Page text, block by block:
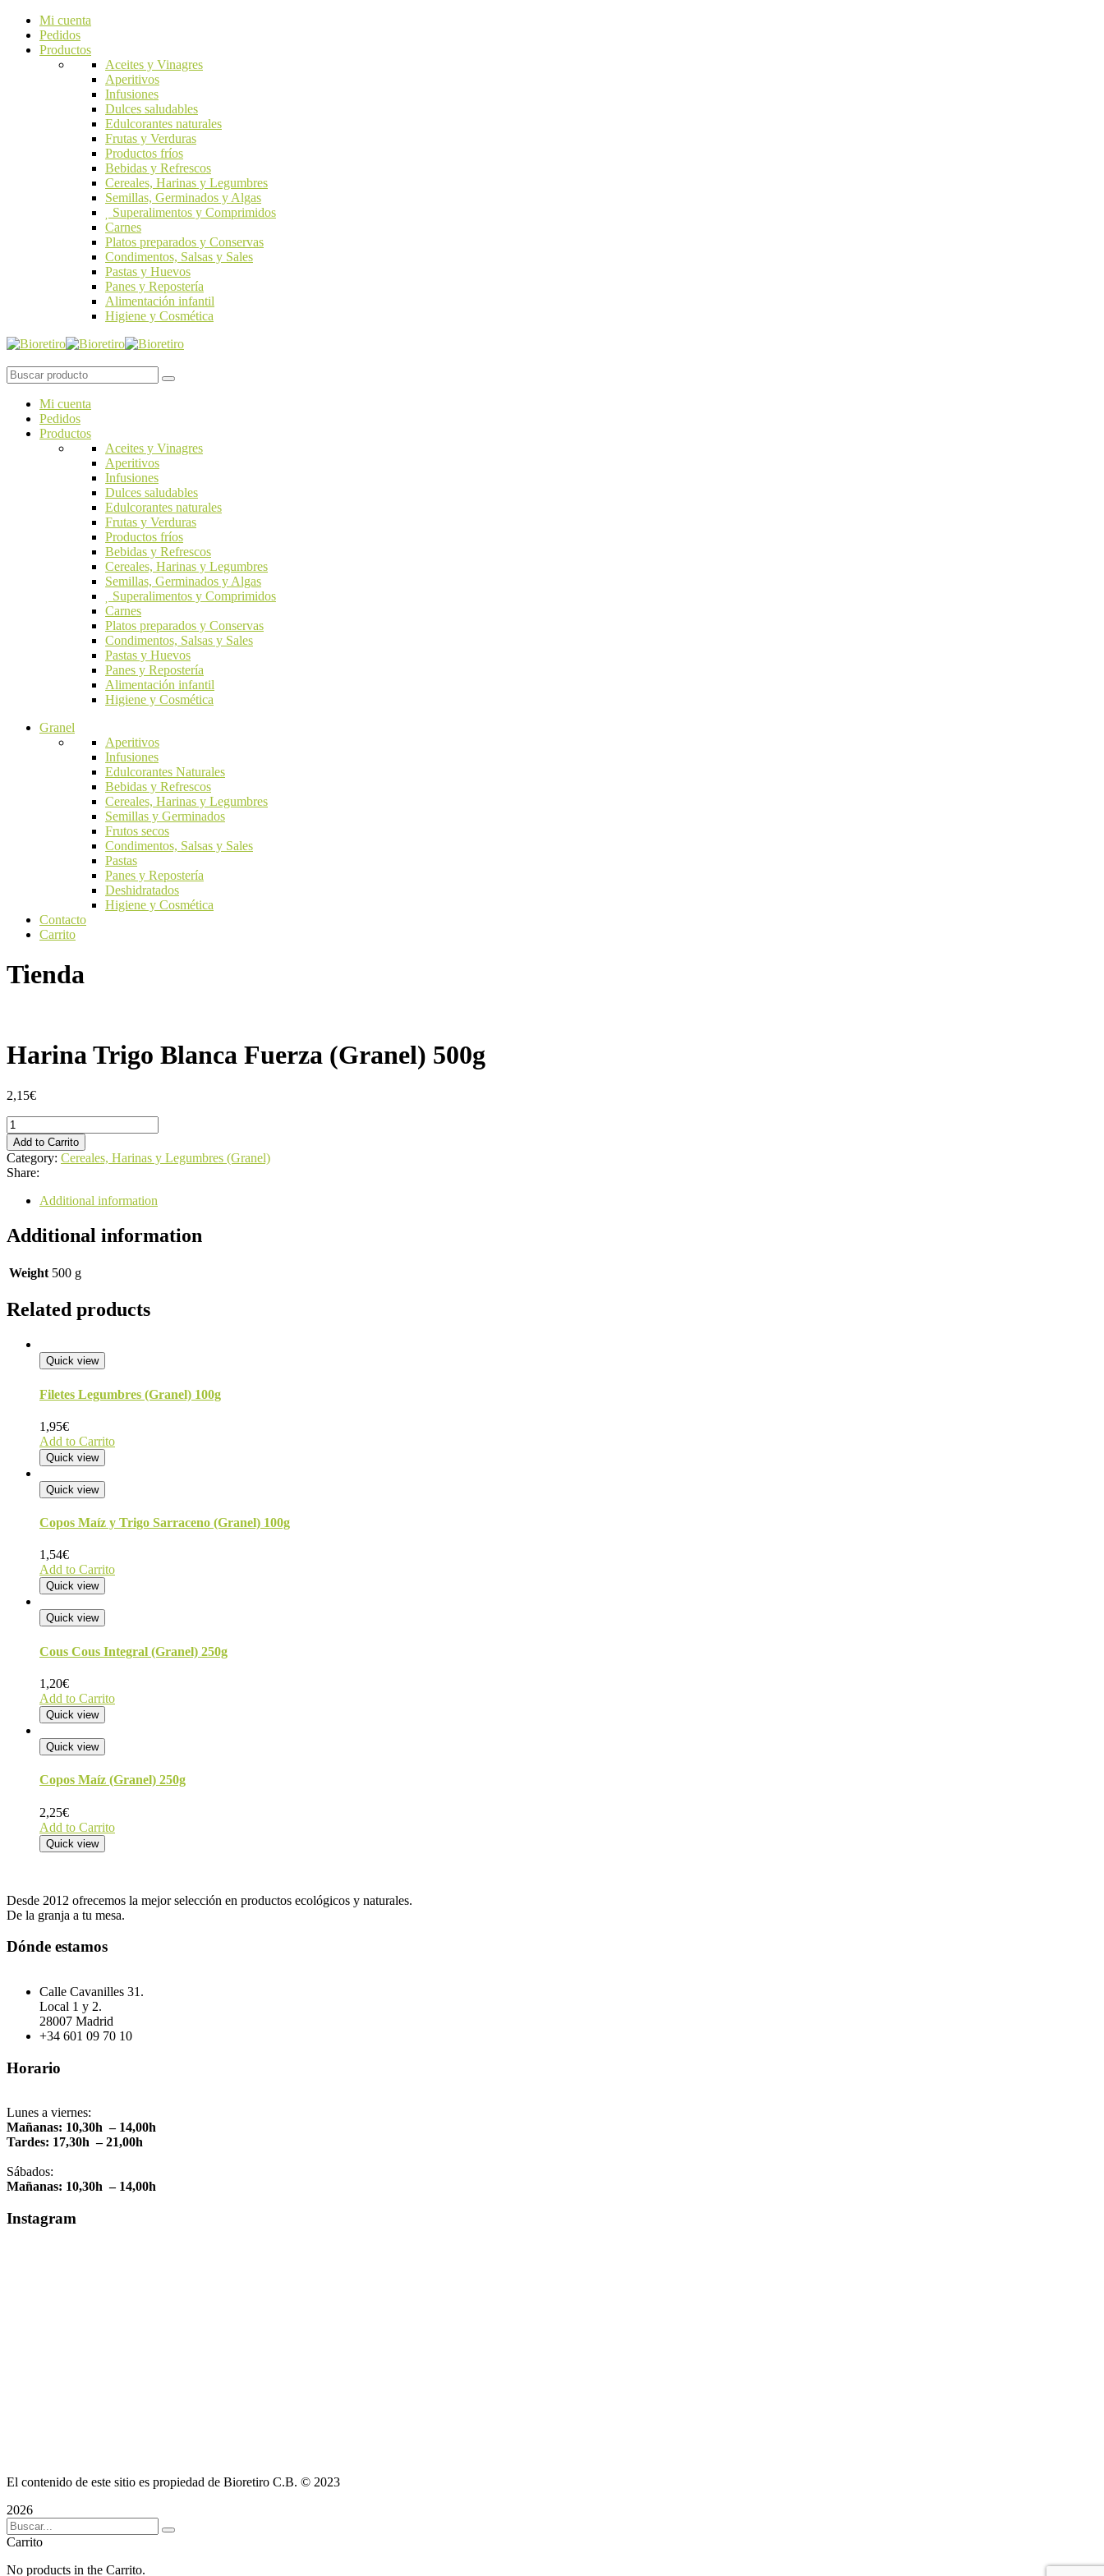
Mi cuenta
Pedidos
Productos
Aceites y Vinagres
Aperitivos
Infusiones
Dulces saludables
Edulcorantes naturales
Frutas y Verduras
Productos fríos
Bebidas y Refrescos
Cereales, Harinas y Legumbres
Semillas, Germinados y Algas
Superalimentos y Comprimidos
Carnes
Platos preparados y Conservas
Condimentos, Salsas y Sales
Pastas y Huevos
Panes y Repostería
Alimentación infantil
Higiene y Cosmética
Mi cuenta
Pedidos
Productos
Aceites y Vinagres
Aperitivos
Infusiones
Dulces saludables
Edulcorantes naturales
Frutas y Verduras
Productos fríos
Bebidas y Refrescos
Cereales, Harinas y Legumbres
Semillas, Germinados y Algas
Superalimentos y Comprimidos
Carnes
Platos preparados y Conservas
Condimentos, Salsas y Sales
Pastas y Huevos
Panes y Repostería
Alimentación infantil
Higiene y Cosmética
Granel
Aperitivos
Infusiones
Edulcorantes Naturales
Bebidas y Refrescos
Cereales, Harinas y Legumbres
Semillas y Germinados
Frutos secos
Condimentos, Salsas y Sales
Pastas
Panes y Repostería
Deshidratados
Higiene y Cosmética
Contacto
Carrito
Tienda
Harina Trigo Blanca Fuerza (Granel) 500g
2,15€
Harina
Trigo
Blanca
Fuerza
(Granel)
500g
quantity
Add to Carrito
Category: Cereales, Harinas y Legumbres (Granel)
Share:
Additional information
Additional information
Weight 500 g
Related products
Quick view
Filetes Legumbres (Granel) 100g
1,95€
Add to Carrito
Quick view
Quick view
Copos Maíz y Trigo Sarraceno (Granel) 100g
1,54€
Add to Carrito
Quick view
Quick view
Cous Cous Integral (Granel) 250g
1,20€
Add to Carrito
Quick view
Quick view
Copos Maíz (Granel) 250g
2,25€
Add to Carrito
Quick view
Desde 2012 ofrecemos la mejor selección en productos ecológicos y naturales.
De la granja a tu mesa.
Dónde estamos
Calle Cavanilles 31.
Local 1 y 2.
28007 Madrid
+34 601 09 70 10
Horario
Lunes a viernes:
Mañanas: 10,30h – 14,00h
Tardes: 17,30h – 21,00h
Sábados:
Mañanas: 10,30h – 14,00h
Instagram
El contenido de este sitio es propiedad de Bioretiro C.B. © 2023
2026
Carrito
No products in the Carrito.